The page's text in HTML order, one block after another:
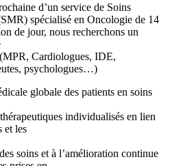
d’un service de Soins
spécialisé en Oncologie de 14
de jour, nous recherchons un
Cardiologues, IDE,
psychologues…)
globale des patients en soins
individualisés en lien
et les
soins et à l’amélioration continue